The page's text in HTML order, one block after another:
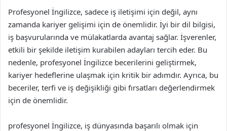
Profesyonel İngilizce, sadece iş iletişimi için değil, aynı
zamanda kariyer gelişimi için de önemlidir. İyi bir dil bilgisi,
iş başvurularında ve mülakatlarda avantaj sağlar. İşverenler,
etkili bir şekilde iletişim kurabilen adayları tercih eder. Bu
nedenle, profesyonel İngilizce becerilerini geliştirmek,
kariyer hedeflerine ulaşmak için kritik bir adımdır. Ayrıca, bu
beceriler, terfi ve iş değişikliği gibi fırsatları değerlendirmek
için de önemlidir.
profesyonel İngilizce, iş dünyasında başarılı olmak için